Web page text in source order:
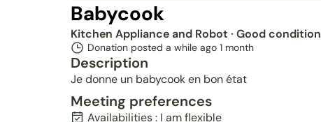
Babycook
Kitchen Appliance and Robot · Good condition
Donation posted a while ago 1 month
Description
Je donne un babycook en bon état
Meeting preferences
Availabilities : I am flexible